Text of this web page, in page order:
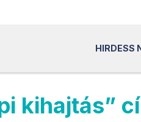
HIRDESS
kihajtás”